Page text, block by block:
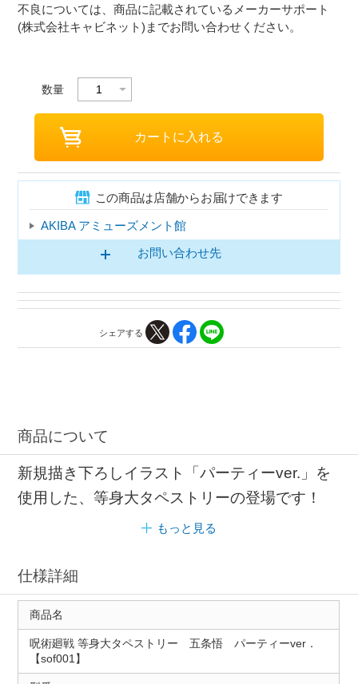
不良については、商品に記載されているメーカーサポート
(株式会社キャビネット)までお問い合わせください。
数量
この商品は店舗からお届けできます
AKIBA アミューズメント館
お問い合わせ先
シェアする
商品について
新規描き下ろしイラスト「パーティーver.」を
使用した、等身大タペストリーの登場です！
もっと見る
仕様詳細
商品名
呪術廻戦 等身大タペストリー 五条悟 パーティーver．
【sof001】